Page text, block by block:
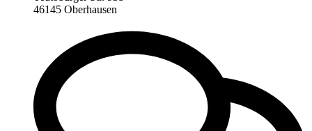
46145 Oberhausen